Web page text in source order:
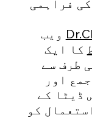
فراہمی
ویب
کا ایک
طرف سے
اور
ڈیٹا کے
کو